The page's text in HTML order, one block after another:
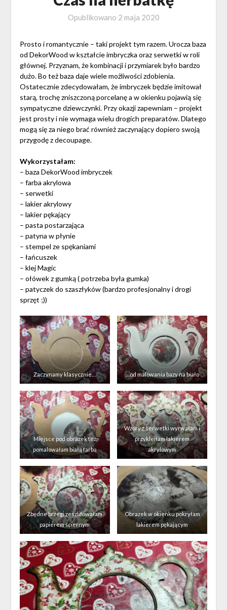
Opublikowano 2 maja 2020
Prosto i romantycznie – taki projekt tym razem. Urocza baza
od DekorWood w kształcie imbryczka oraz serwetki w roli
głównej. Przyznam, że kombinacji i przymiarek było bardzo
dużo. Bo też baza daje wiele możliwości zdobienia.
Ostatecznie zdecydowałam, że imbryczek będzie imitował
starą, trochę zniszczoną porcelanę a w okienku pojawią się
sympatyczne dziewczynki. Przy okazji zapewniam – projekt
jest prosty i nie wymaga wielu drogich preparatów. Dlatego
mogą się za niego brać również zaczynający dopiero swoją
przygodę z decoupage.
Wykorzystałam:
– baza DekorWood imbryczek
– farba akrylowa
– serwetki
– lakier akrylowy
– lakier pękający
– pasta postarzająca
– patyna w płynie
– stempel ze spękaniami
– łańcuszek
– klej Magic
– ołówek z gumką ( potrzeba była gumka)
– patyczek do szaszłyków (bardzo profesjonalny i drogi
sprzęt ;))
Zaczynamy klasycznie… …od malowania bazy na biało
Miejsce pod obrazek też
pomalowałam białą farbą
Wzory z serwetki wyrwałam i
przykleiłam lakierem
akrylowym
Zbędne brzegi zeszlifowałam
papierem ściernym
Obrazek w okienku pokryłam
lakierem pękającym